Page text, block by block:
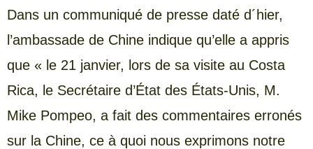
Dans un communiqué de presse daté d´hier,
l’ambassade de Chine indique qu’elle a appris
que « le 21 janvier, lors de sa visite au Costa
Rica, le Secrétaire d’État des États-Unis, M.
Mike Pompeo, a fait des commentaires erronés
sur la Chine, ce à quoi nous exprimons notre